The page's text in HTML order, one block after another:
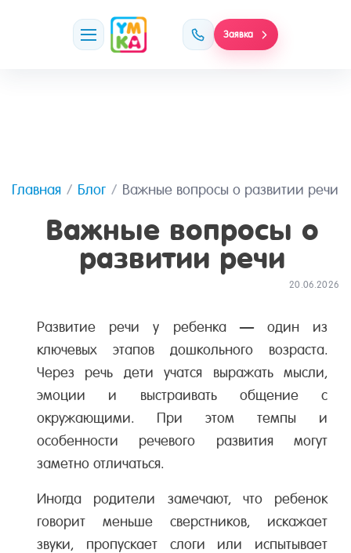
Заявка
Главная Блог Важные вопросы о развитии речи
Важные вопросы о
развитии речи
20.06.2026
Развитие речи у ребенка — один из
ключевых этапов дошкольного возраста.
Через речь дети учатся выражать мысли,
эмоции и выстраивать общение с
окружающими. При этом темпы и
особенности речевого развития могут
заметно отличаться.
Иногда родители замечают, что ребенок
говорит меньше сверстников, искажает
звуки, пропускает слоги или испытывает